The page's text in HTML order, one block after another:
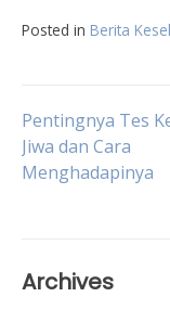
Posted in Berita
Post
Pentingnya Tes
Jiwa dan Cara
Menghadapinya
Archives